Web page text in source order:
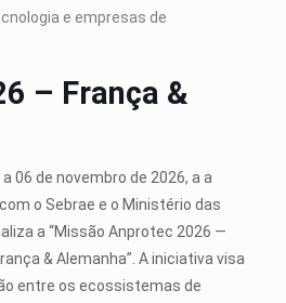
e empresas de
– França &
06 de novembro de 2026, a a
o Sebrae e o Ministério das
a “Missão Anprotec 2026 —
& Alemanha”. A iniciativa visa
entre os ecossistemas de